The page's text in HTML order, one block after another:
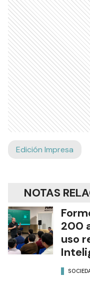
Edición Impresa
NOTAS
200
uso